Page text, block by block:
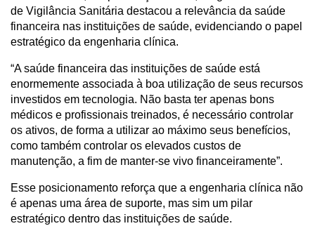
de Vigilância Sanitária destacou a relevância da saúde
financeira nas instituições de saúde, evidenciando o papel
estratégico da engenharia clínica.
“A saúde financeira das instituições de saúde está
enormemente associada à boa utilização de seus recursos
investidos em tecnologia. Não basta ter apenas bons
médicos e profissionais treinados, é necessário controlar
os ativos, de forma a utilizar ao máximo seus benefícios,
como também controlar os elevados custos de
manutenção, a fim de manter-se vivo financeiramente”.
Esse posicionamento reforça que a engenharia clínica não
é apenas uma área de suporte, mas sim um pilar
estratégico dentro das instituições de saúde.